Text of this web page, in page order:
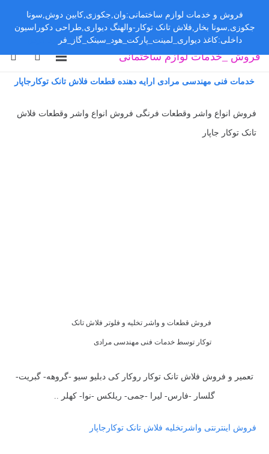
فروش _خدمات لوازم ساختمانی
خدمات فنی مهندسی مرادی ارایه دهنده قطعات فلاش تانک توکارجاپار
فروش انواع واشر وقطعات فرنگی فروش انواع واشر وقطعات فلاش
تانک توکار جاپار
فروش قطعات و واشر تخلیه و فلوتر فلاش تانک
توکار توسط خدمات فنی مهندسی مرادی
تعمیر و فروش فلاش تانک توکار روکار کی دبلیو سیو -گروهه- گبریت-
گلسار -فارس- لیرا -جمی- ریلکس -نوا- کهلر ..
فروش اینترنتی واشرتخلیه فلاش تانک توکارجاپار
فروش و خدمات لوازم ساختمانی:وان,جکوزی,کابین دوش,سونا
جکوزی,سونا بخار,فلاش تانک توکار-والهنگ دیواری,طراحی دکوراسیون
داخلی:کاغذ دیواری_لمینت_پارکت_هود_سینک_گاز_فر